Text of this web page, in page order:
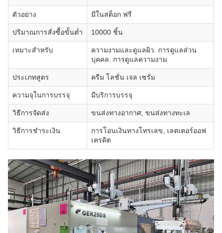
ตัวอย่าง มีในสต็อก ฟรี
ปริมาณการสั่งซื้อขั้นต่ำ 10000 ชิ้น
เหมาะสำหรับ
ความงามและดูแลผิว. การดูแลส่วน
บุคคล. การดูแลความงาม
ประเภทสูตร ครีม โลชั่น เจล เซรั่ม
ความจุในการบรรจุ มีบริการบรรจุ
วิธีการจัดส่ง ขนส่งทางอากาศ, ขนส่งทางทะเล
วิธีการชำระเงิน
การโอนเงินทางโทรเลข, เลตเตอร์ออฟ
เครดิต